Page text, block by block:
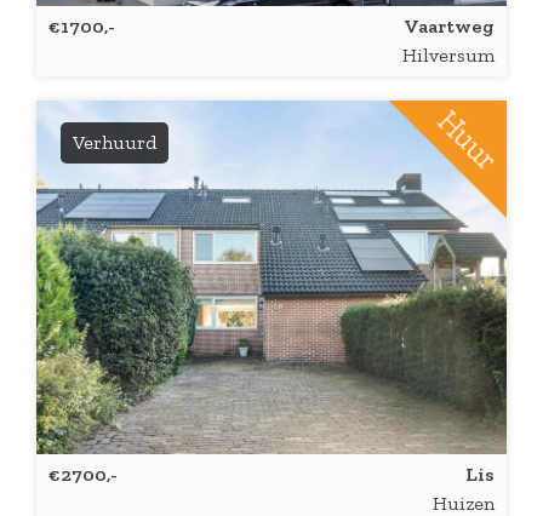
Vaartweg
Hilversum
€1700,-
Lis
Huizen
€2700,-
Verhuurd